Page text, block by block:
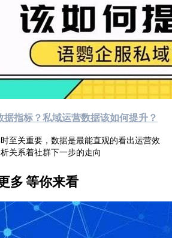
指标？私域运营数据该如何提升？
至关重要，数据是最能直观的看出运营效
关系着社群下一步的走向
多等你来看